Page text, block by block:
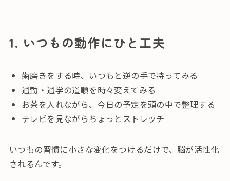
1. いつもの動作にひと工夫
歯磨きをする時、いつもと逆の手で持ってみる
通勤・通学の道順を時々変えてみる
お茶を入れながら、今日の予定を頭の中で整理する
テレビを見ながらちょっとストレッチ
いつもの習慣に小さな変化をつけるだけで、脳が活性化
されるんです。